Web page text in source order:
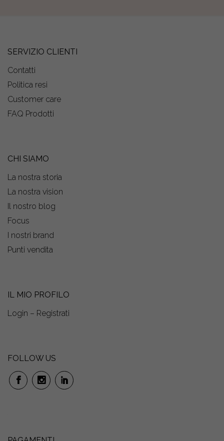
SERVIZIO CLIENTI
Contatti
Politica resi
Customer care
FAQ Prodotti
CHI SIAMO
La nostra storia
La nostra vision
Il nostro blog
Focus
I nostri brand
Punti vendita
IL MIO PROFILO
Login – Registrati
FOLLOW US